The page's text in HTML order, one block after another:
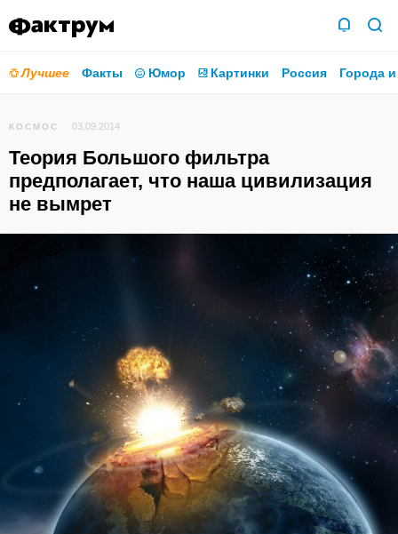
Лучшее Факты Юмор Картинки Россия Города
КОСМОС 03.09.2014
Теория Большого фильтра
предполагает, что наша цивилизация
не вымрет